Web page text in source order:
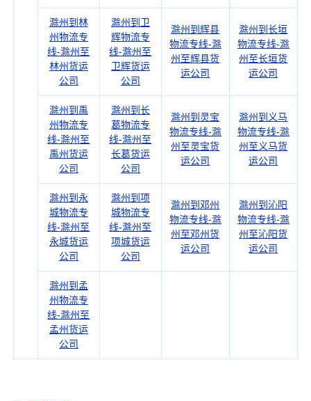
滁州到林
州物流专
线-滁州至
林州货运
公司
滁州到卫
辉物流专
线-滁州至
卫辉货运
公司
滁州到辉县
物流专线-滁
州至辉县货
运公司
滁州到长垣
物流专线-滁
州至长垣货
运公司
滁州到禹
州物流专
线-滁州至
禹州货运
公司
滁州到长
葛物流专
线-滁州至
长葛货运
公司
滁州到灵宝
物流专线-滁
州至灵宝货
运公司
滁州到义马
物流专线-滁
州至义马货
运公司
滁州到永
城物流专
线-滁州至
永城货运
公司
滁州到项
城物流专
线-滁州至
项城货运
公司
滁州到邓州
物流专线-滁
州至邓州货
运公司
滁州到沁阳
物流专线-滁
州至沁阳货
运公司
滁州到孟
州物流专
线-滁州至
孟州货运
公司